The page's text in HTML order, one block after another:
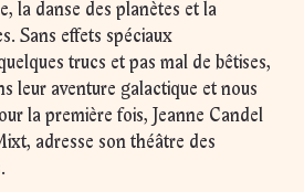
la danse des planètes et la
Sans effets spéciaux
trucs et pas mal de bêtises,
leur aventure galactique et nous
la première fois, Jeanne Candel
adresse son théâtre des